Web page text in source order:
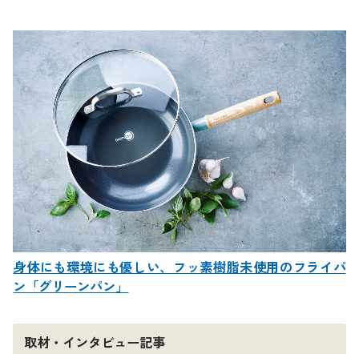
身体にも環境にも優しい、フッ素樹脂未使用のフライパ
ン「グリーンパン」
取材・インタビュー記事